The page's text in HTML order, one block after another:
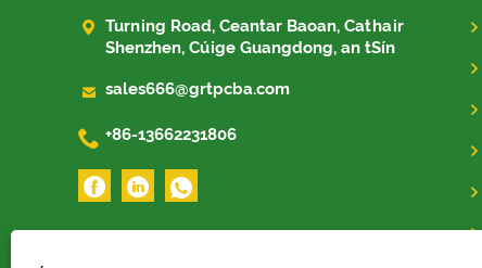
 Turning Road, Ceantar Baoan, Cathair
Shenzhen, Cúige Guangdong, an tSín
 sales666@grtpcba.com
 +86-13662231806